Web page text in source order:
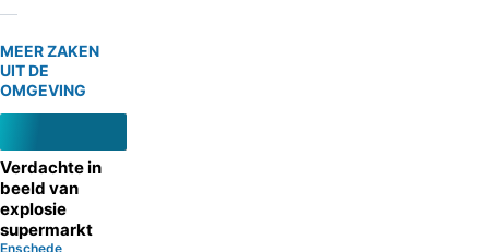
MEER ZAKEN
UIT DE
OMGEVING
Verdachte in
beeld van
explosie
supermarkt
Enschede